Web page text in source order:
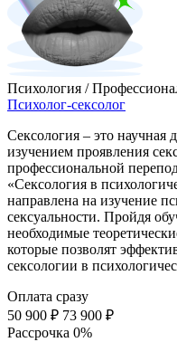
Психология /
Психолог-сексолог
Сексология – это научная
изучением проявления
профессиональной
«Сексология в
направлена на изучение
сексуальности. Пройдя
необходимые
которые позволят
сексологии в
Оплата сразу
50 900 ₽ 73 900 ₽
Рассрочка 0%